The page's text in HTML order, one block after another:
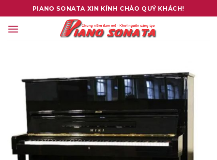
to
content
PIANO SONATA XIN KÍNH CHÀO QUÝ KHÁCH!